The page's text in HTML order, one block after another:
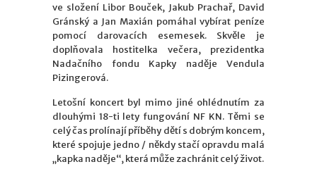
ve složení Libor Bouček, Jakub Prachař, David
Gránský a Jan Maxián pomáhal vybírat peníze
pomocí darovacích esemesek. Skvěle je
doplňovala hostitelka večera, prezidentka
Nadačního fondu Kapky naděje Vendula
Pizingerová.
Letošní koncert byl mimo jiné ohlédnutím za
dlouhými 18-ti lety fungování NF KN. Těmi se
celý čas prolínají příběhy dětí s dobrým koncem,
které spojuje jedno / někdy stačí opravdu malá
„kapka naděje“, která může zachránit celý život.